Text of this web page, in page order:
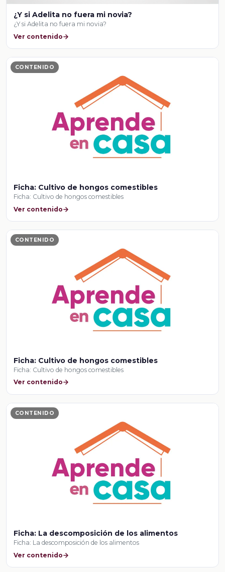
¿Y si Adelita no fuera mi novia?
¿Y si Adelita no fuera mi novia?
Ver contenido
CONTENIDO
Ficha: Cultivo de hongos comestibles
Ficha: Cultivo de hongos comestibles
Ver contenido
CONTENIDO
Ficha: Cultivo de hongos comestibles
Ficha: Cultivo de hongos comestibles
Ver contenido
CONTENIDO
Ficha: La descomposición de los alimentos
Ficha: La descomposición de los alimentos
Ver contenido